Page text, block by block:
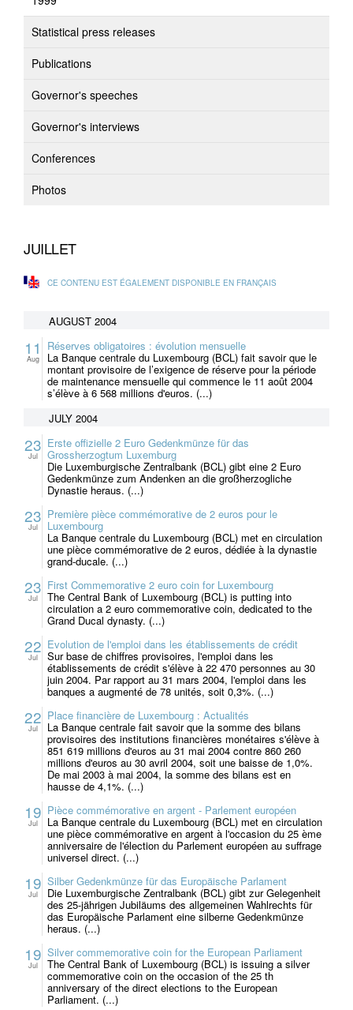
Statistical press releases
Publications
Governor's speeches
Governor's interviews
Conferences
Photos
JUILLET
CE CONTENU EST ÉGALEMENT DISPONIBLE EN FRANÇAIS
AUGUST 2004
11
Aug
Réserves obligatoires : évolution mensuelle
La Banque centrale du Luxembourg (BCL) fait savoir que le
montant provisoire de l’exigence de réserve pour la période
de maintenance mensuelle qui commence le 11 août 2004
s’élève à 6 568 millions d'euros. (...)
JULY 2004
23
Jul
Erste offizielle 2 Euro Gedenkmünze für das
Grossherzogtum Luxemburg
Die Luxemburgische Zentralbank (BCL) gibt eine 2 Euro
Gedenkmünze zum Andenken an die großherzogliche
Dynastie heraus. (...)
23
Jul
Première pièce commémorative de 2 euros pour le
Luxembourg
La Banque centrale du Luxembourg (BCL) met en circulation
une pièce commémorative de 2 euros, dédiée à la dynastie
grand-ducale. (...)
23
Jul
First Commemorative 2 euro coin for Luxembourg
The Central Bank of Luxembourg (BCL) is putting into
circulation a 2 euro commemorative coin, dedicated to the
Grand Ducal dynasty. (...)
22
Jul
Evolution de l'emploi dans les établissements de crédit
Sur base de chiffres provisoires, l'emploi dans les
établissements de crédit s'élève à 22 470 personnes au 30
juin 2004. Par rapport au 31 mars 2004, l'emploi dans les
banques a augmenté de 78 unités, soit 0,3%. (...)
22
Jul
Place financière de Luxembourg : Actualités
La Banque centrale fait savoir que la somme des bilans
provisoires des institutions financières monétaires s'élève à
851 619 millions d'euros au 31 mai 2004 contre 860 260
millions d'euros au 30 avril 2004, soit une baisse de 1,0%.
De mai 2003 à mai 2004, la somme des bilans est en
hausse de 4,1%. (...)
19
Jul
Pièce commémorative en argent - Parlement européen
La Banque centrale du Luxembourg (BCL) met en circulation
une pièce commémorative en argent à l'occasion du 25 ème
anniversaire de l'élection du Parlement européen au suffrage
universel direct. (...)
19
Jul
Silber Gedenkmünze für das Europäische Parlament
Die Luxemburgische Zentralbank (BCL) gibt zur Gelegenheit
des 25-jährigen Jubiläums des allgemeinen Wahlrechts für
das Europäische Parlament eine silberne Gedenkmünze
heraus. (...)
19
Jul
Silver commemorative coin for the European Parliament
The Central Bank of Luxembourg (BCL) is issuing a silver
commemorative coin on the occasion of the 25 th
anniversary of the direct elections to the European
Parliament. (...)